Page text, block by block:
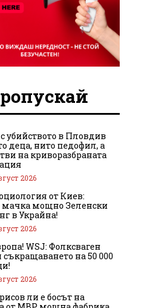
убийството в Пловдив
деца, нито педофил, а
на криворазбраната
2026
от Киев:
мощно Зеленски
в Украйна!
2026
WSJ: Фолксваген
съкращаването на 50 000
2026
ли е босът на